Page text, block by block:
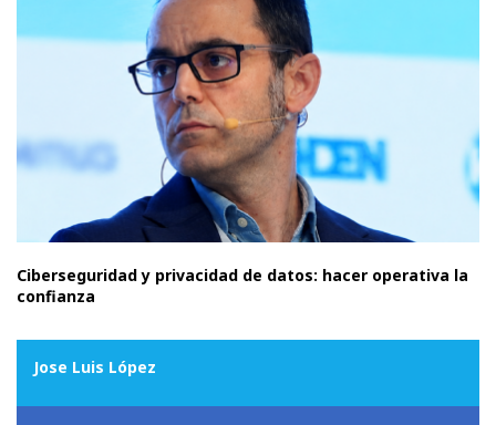
Ciberseguridad y privacidad de datos: hacer operativa la
confianza
Jose Luis López